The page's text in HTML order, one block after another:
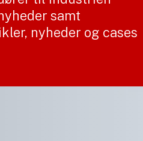
samt
nyheder og cases